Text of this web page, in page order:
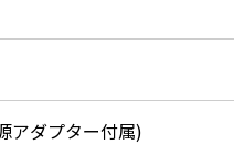
アダプター付属)